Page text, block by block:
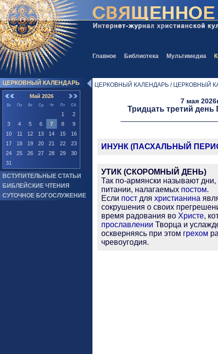
Главное Библиотека Мультимедиа
ЦЕРКОВНЫЙ КАЛЕНДАРЬ
Май 2026
Вс Пн Вт Ср Чт Пт Сб
1
2
3
4 5 6 7 8
9
10
11 12 13 14 15
16
17
18 19 20 21 22
23
24
25 26 27 28 29
30
31
ВСТУПИТЕЛЬНЫЕ СТАТЬИ
БИБЛЕЙСКИЕ ЧТЕНИЯ
СУТОЧНОЕ БОГОСЛУЖЕНИЕ
ЦЕРКОВНЫЙ КАЛЕНДАРЬ / ЦЕРКОВНЫЙ
7 мая
Тридцать третий
ИНУНК (ПАСХАЛЬНЫЙ
УТИК (СКОРОМНЫЙ ДЕНЬ)
Так по-армянски называют
питании, налагаемых постом.
Если пост для христианина
сокрушения о своих
время радования во Христе,
прославлении Творца и
оскверняясь при этом грехом
чревоугодия.